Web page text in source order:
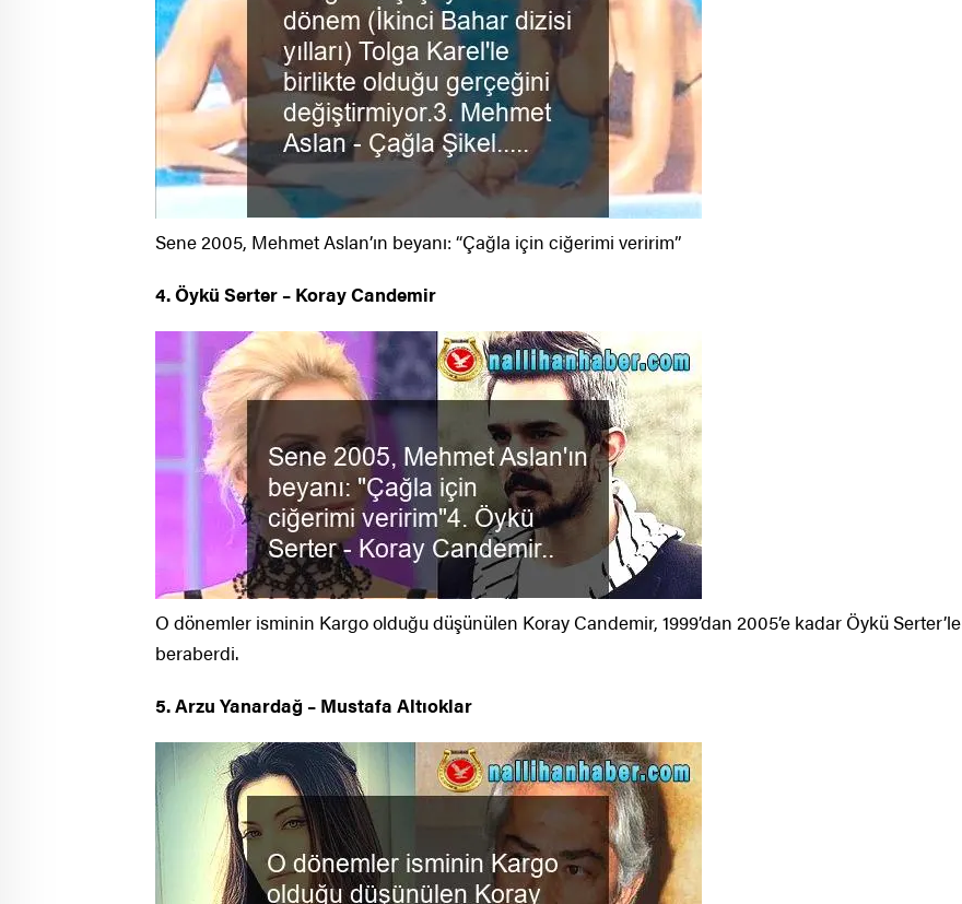
Sene 2005, Mehmet Aslan’ın beyanı: “Çağla için ciğerimi veririm”
4. Öykü Serter – Koray Candemir
O dönemler isminin Kargo olduğu düşünülen Koray Candemir, 1999’dan 2005’e kadar Öykü Serter’le
beraberdi.
5. Arzu Yanardağ – Mustafa Altıoklar